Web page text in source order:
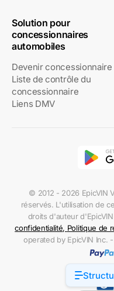
RS7
Solution pour
concessionnaires
automobiles
Devenir concessionnaire
Liste de contrôle du
concessionnaire
Liens DMV
© 2012 - 2026 EpicVIN
réservés. L'utilisation de
droits d'auteur
confidentialité, Politique de
operated by EpicVIN Inc.